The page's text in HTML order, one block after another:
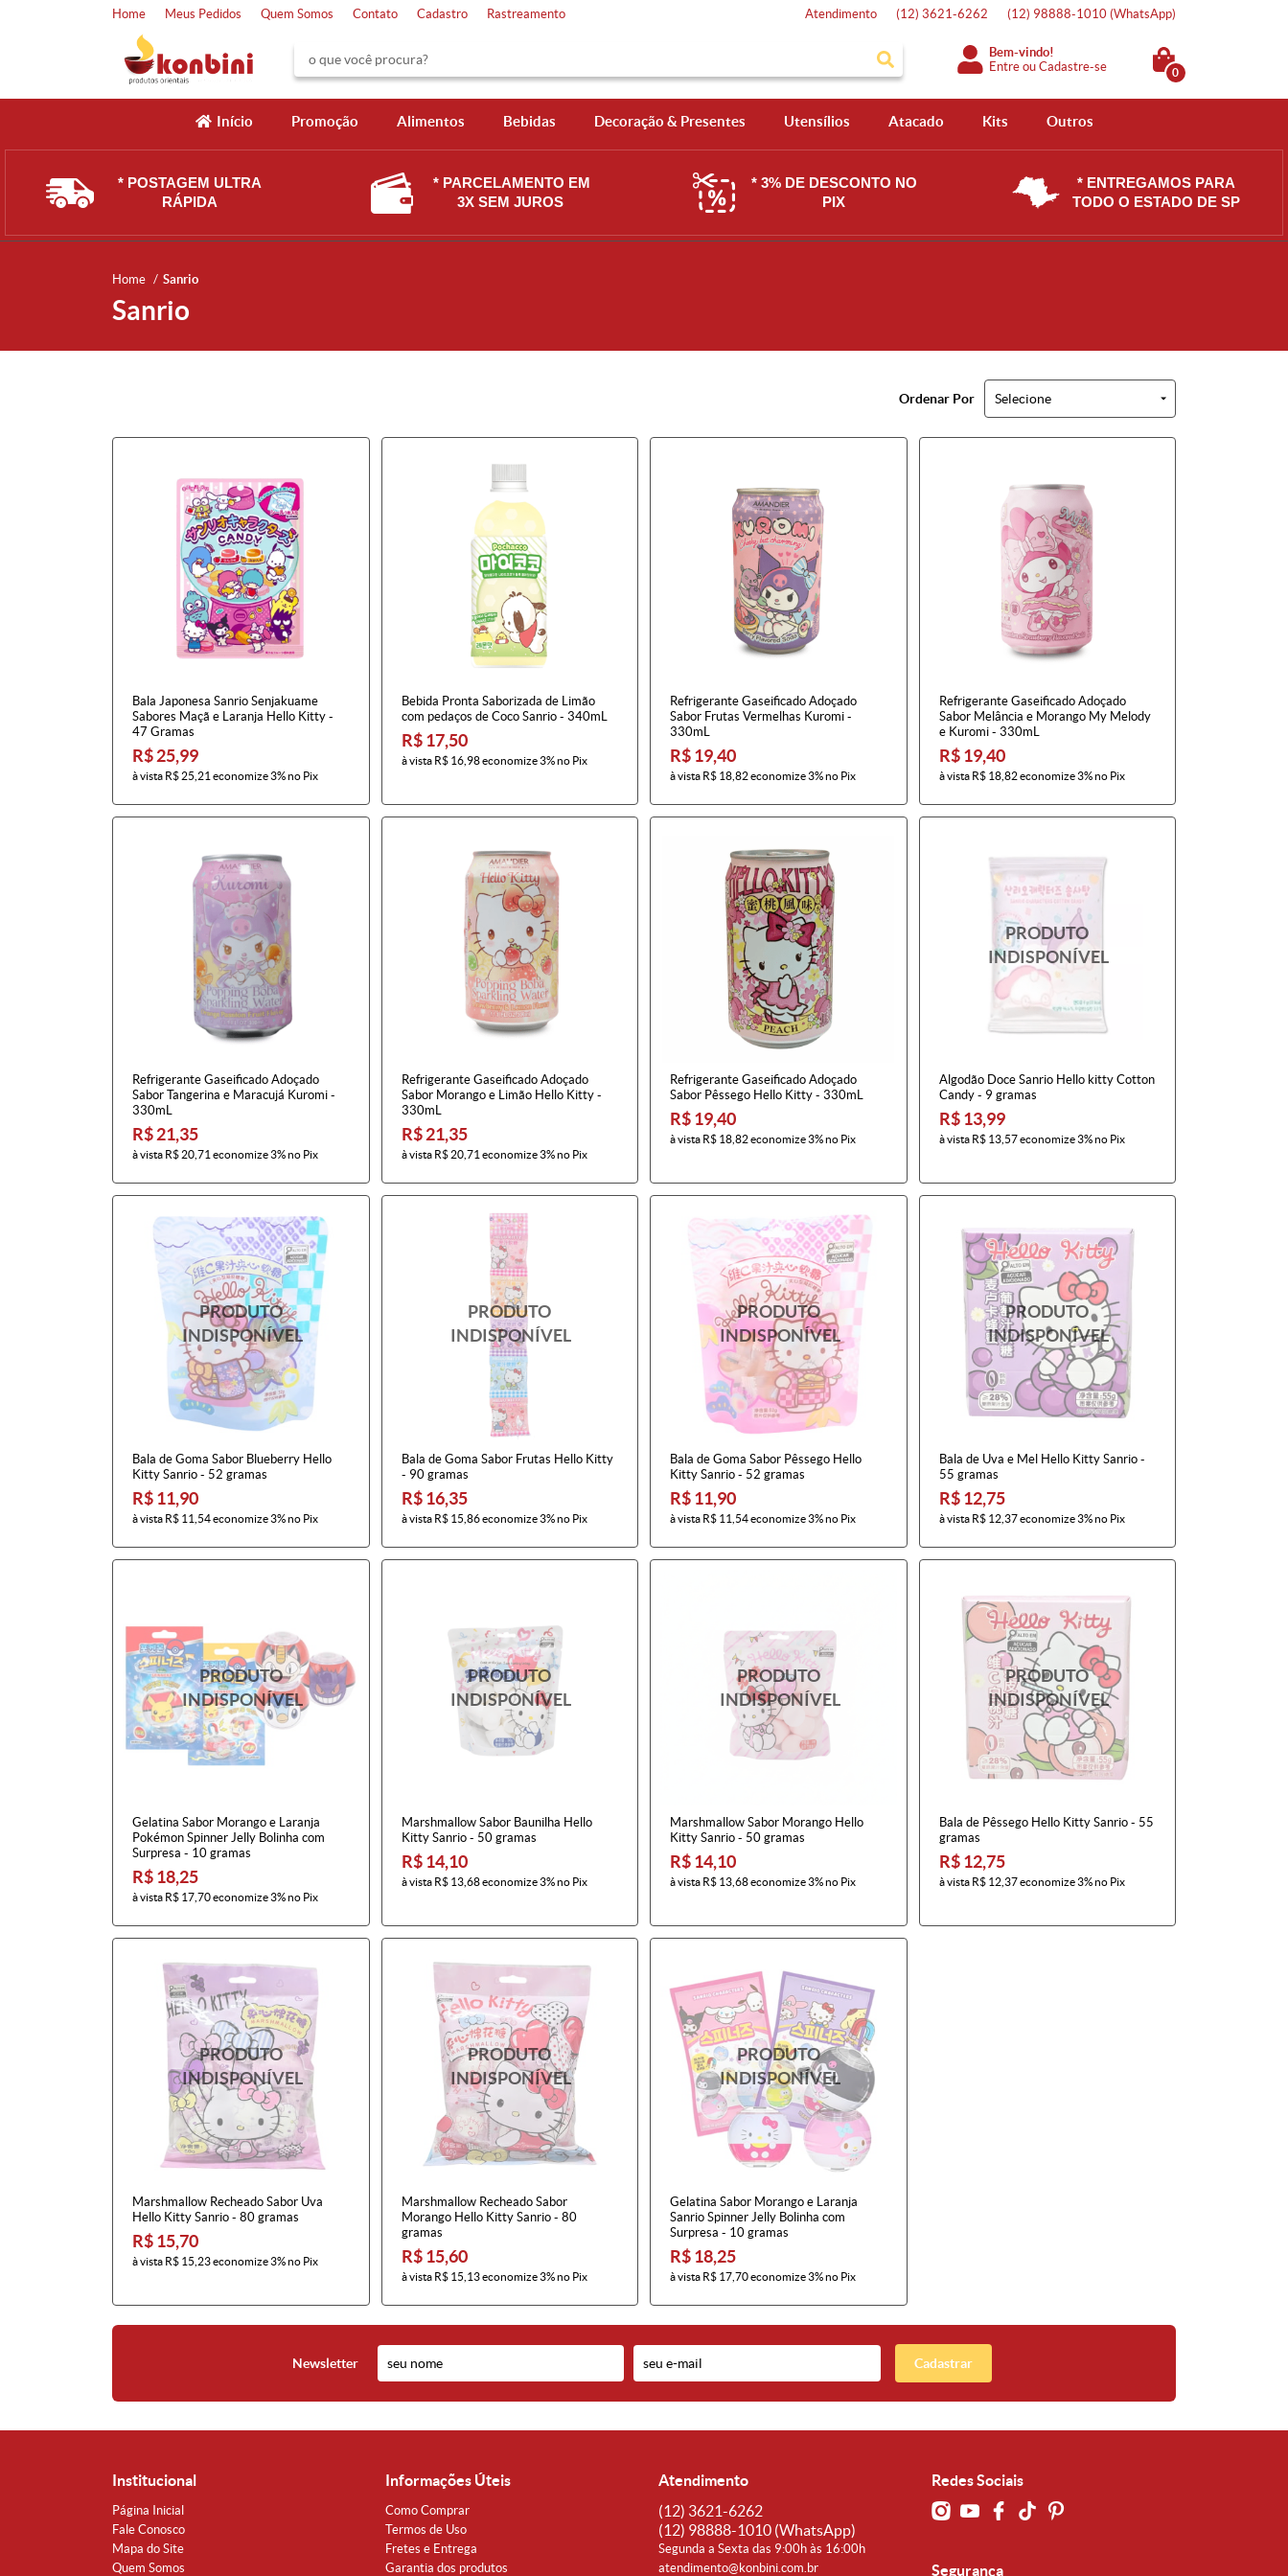
Home Meus Pedidos Quem Somos Contato Cadastro Rastreamento Atendimento (12) 3621-6262 (12) 98888-1010 (WhatsApp)
Bem-vindo!
Entre ouCadastre-se 0
Início Promoção Alimentos Bebidas Decoração & Presentes Utensílios Atacado Kits Outros
* POSTAGEM ULTRA
RÁPIDA
* PARCELAMENTO EM
3X SEM JUROS
* 3% DE DESCONTO NO
PIX
* ENTREGAMOS PARA
TODO O ESTADO DE SP
Home Sanrio
Sanrio
Ordenar Por Selecione
Bala Japonesa Sanrio Senjakuame
Sabores Maçã e Laranja Hello Kitty -
47 Gramas
R$ 25,99
à vista R$ 25,21 economize3%no Pix
Bebida Pronta Saborizada de Limão
com pedaços de Coco Sanrio - 340mL
R$ 17,50
à vista R$ 16,98economize3%no Pix
Refrigerante Gaseificado Adoçado
Sabor Frutas Vermelhas Kuromi -
330mL
R$ 19,40
à vista R$ 18,82economize3%no Pix
Refrigerante Gaseificado Adoçado
Sabor Melância e Morango My Melody
e Kuromi - 330mL
R$ 19,40
à vista R$ 18,82economize3%no Pix
Refrigerante Gaseificado Adoçado
Sabor Tangerina e Maracujá Kuromi -
330mL
R$ 21,35
à vista R$ 20,71 economize3%no Pix
Refrigerante Gaseificado Adoçado
Sabor Morango e Limão Hello Kitty -
330mL
R$ 21,35
à vista R$ 20,71 economize3%no Pix
Refrigerante Gaseificado Adoçado
Sabor Pêssego Hello Kitty - 330mL
R$ 19,40
à vista R$ 18,82economize3%no Pix
Algodão Doce Sanrio Hello kitty Cotton
Candy - 9 gramas
R$ 13,99
à vista R$ 13,57economize3%no Pix
Bala de Goma Sabor Blueberry Hello
Kitty Sanrio - 52 gramas
R$ 11,90
à vista R$ 11,54economize3%no Pix
Bala de Goma Sabor Frutas Hello Kitty
- 90 gramas
R$ 16,35
à vista R$ 15,86economize3%no Pix
Bala de Goma Sabor Pêssego Hello
Kitty Sanrio - 52 gramas
R$ 11,90
à vista R$ 11,54economize3%no Pix
Bala de Uva e Mel Hello Kitty Sanrio -
55 gramas
R$ 12,75
à vista R$ 12,37economize3%no Pix
Gelatina Sabor Morango e Laranja
Pokémon Spinner Jelly Bolinha com
Surpresa - 10 gramas
R$ 18,25
à vista R$ 17,70economize3%no Pix
Marshmallow Sabor Baunilha Hello
Kitty Sanrio - 50 gramas
R$ 14,10
à vista R$ 13,68economize3%no Pix
Marshmallow Sabor Morango Hello
Kitty Sanrio - 50 gramas
R$ 14,10
à vista R$ 13,68economize3%no Pix
Bala de Pêssego Hello Kitty Sanrio - 55
gramas
R$ 12,75
à vista R$ 12,37economize3%no Pix
Marshmallow Recheado Sabor Uva
Hello Kitty Sanrio - 80 gramas
R$ 15,70
à vista R$ 15,23economize3%no Pix
Marshmallow Recheado Sabor
Morango Hello Kitty Sanrio - 80
gramas
R$ 15,60
à vista R$ 15,13economize3%no Pix
Gelatina Sabor Morango e Laranja
Sanrio Spinner Jelly Bolinha com
Surpresa - 10 gramas
R$ 18,25
à vista R$ 17,70economize3%no Pix
Newsletter Cadastrar
Institucional
Página Inicial
Fale Conosco
Mapa do Site
Quem Somos
Informações Úteis
Como Comprar
Termos de Uso
Fretes e Entrega
Garantia dos produtos
Atendimento
(12) 3621-6262
(12) 98888-1010 (WhatsApp)
Segunda a Sexta das 9:00h às 16:00h
atendimento@konbini.com.br
Redes Sociais
Segurança